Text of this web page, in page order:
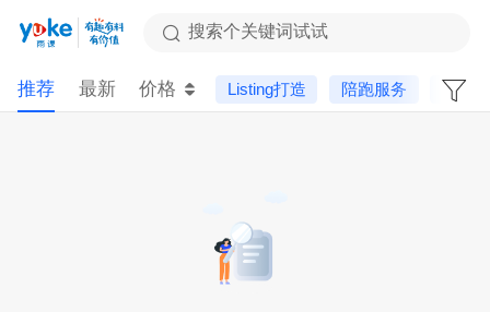
搜索个关键词试试
推荐 最新 价格 Listing打造 陪跑服务 进阶